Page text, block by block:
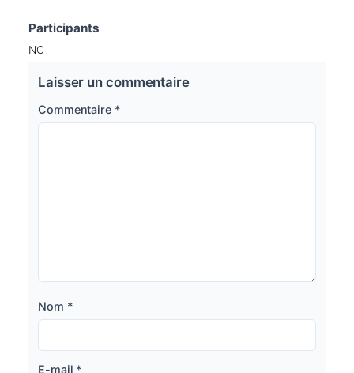
Participants
NC
Laisser un commentaire
Commentaire *
Nom *
E-mail *